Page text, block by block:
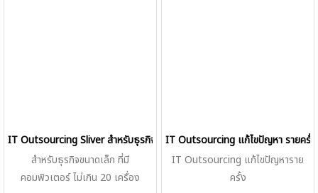
IT Outsourcing Sliver สำหรับธุรกิจขนาดเล็ก
สำหรับธุรกิจขนาดเล็ก ที่มี
คอมพิวเตอร์ ไม่เกิน 20 เครื่อง
IT Outsourcing แก้ไขปัญหา รายครั้ง
IT Outsourcing แก้ไขปัญหาราย
ครั้ง